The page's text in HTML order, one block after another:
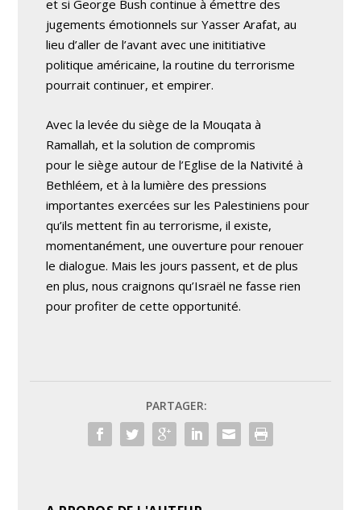
et si George Bush continue à émettre des
jugements émotionnels sur Yasser Arafat, au
lieu d’aller de l’avant avec une inititiative
politique américaine, la routine du terrorisme
pourrait continuer, et empirer.
Avec la levée du siège de la Mouqata à
Ramallah, et la solution de compromis
pour le siège autour de l’Eglise de la Nativité à
Bethléem, et à la lumière des pressions
importantes exercées sur les Palestiniens pour
qu’ils mettent fin au terrorisme, il existe,
momentanément, une ouverture pour renouer
le dialogue. Mais les jours passent, et de plus
en plus, nous craignons qu’Israël ne fasse rien
pour profiter de cette opportunité.
PARTAGER: